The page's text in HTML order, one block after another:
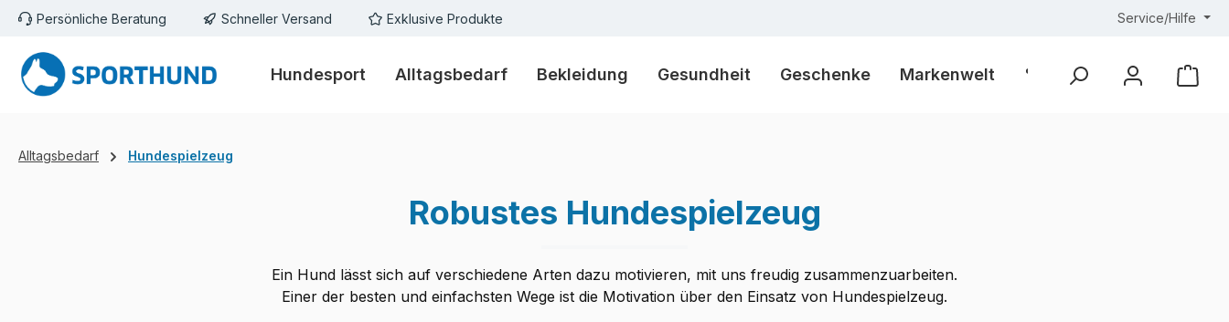
Hauptinhalt springen
Zur Suche springen
Zur Hauptnavigation springen
Persönliche Beratung Schneller Versand Exklusive Produkte Service/Hilfe
Hundesport Alltagsbedarf Bekleidung Gesundheit Geschenke Markenwelt % Outlet %
Alltagsbedarf Hundespielzeug
Robustes Hundespielzeug
Ein Hund lässt sich auf verschiedene Arten dazu motivieren, mit uns freudig zusammenzuarbeiten.
Einer der besten und einfachsten Wege ist die Motivation über den Einsatz von Hundespielzeug.